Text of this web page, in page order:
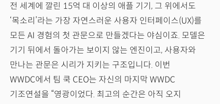
전 세계에 깔린 15억 대 이상의 애플 기기, 그 위에서도
‘목소리’라는 가장 자연스러운 사용자 인터페이스(UX)를
모든 AI 경험의 첫 관문으로 만들겠다는 야심이죠. 모델은
기기 뒤에서 돌아가는 보이지 않는 엔진이고, 사용자와
만나는 관문은 시리가 지키는 구조입니다. 이번
WWDC에서 팀 쿡 CEO는 자신의 마지막 WWDC
기조연설을 “영광이었다. 최고의 순간은 아직 오지